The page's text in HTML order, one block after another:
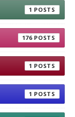
1
176
1
1